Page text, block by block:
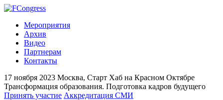
Мероприятия
Архив
Видео
Партнерам
Контакты
17 ноября 2023 Москва, Старт Хаб на Красном Октябре
Трансформация образования. Подготовка кадров будущего
Принять участие Аккредитация СМИ